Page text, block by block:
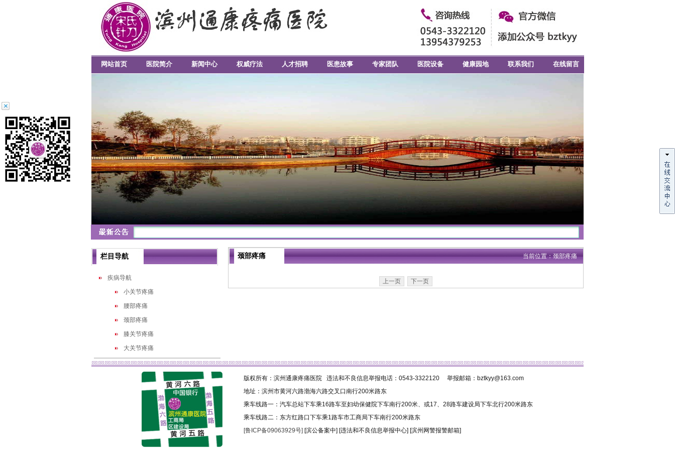
网站首页 医院简介 新闻中心 权威疗法 人才招聘 医患故事 专家团队 医院设备 健康园地 联系我们 在线留言
栏目导航
疾病导航
小关节疼痛
腰部疼痛
颈部疼痛
膝关节疼痛
大关节疼痛
当前位置：颈部疼痛
颈部疼痛
上一页 下一页
版权所有：滨州通康疼痛医院 违法和不良信息举报电话：0543-3322120 举报邮箱：bztkyy@163.com
地址：滨州市黄河六路渤海六路交叉口南行200米路东
乘车线路一：汽车总站下车乘16路车至妇幼保健院下车南行200米、或17、28路车建设局下车北行200米路东
乘车线路二：东方红路口下车乘1路车市工商局下车南行200米路东
[鲁ICP备09063929号] [滨公备案中] [违法和不良信息举报中心] [滨州网警报警邮箱]